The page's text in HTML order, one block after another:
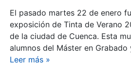
El pasado martes 22 de enero
exposición de Tinta de Verano
de la ciudad de Cuenca. Esta
alumnos del Máster en Grabado
Leer más »